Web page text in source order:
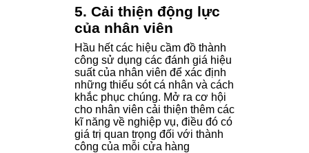
5. Cải thiện động lực
của nhân viên
Hầu hết các hiệu cầm đồ thành
công sử dụng các đánh giá hiệu
suất của nhân viên để xác định
những thiếu sót cá nhân và cách
khắc phục chúng. Mở ra cơ hội
cho nhân viên cải thiện thêm các
kĩ năng về nghiệp vụ, điều đó có
giá trị quan trọng đối với thành
công của mỗi cửa hàng